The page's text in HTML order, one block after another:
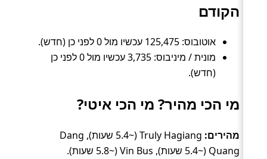
הקודם
אוטובוס: 125,475 עכשיו מול 0 לפני כן (חדש).
מונית / מיניבוס: 3,735 עכשיו מול 0 לפני כן
(חדש).
מי הכי מהיר? מי הכי איטי?
מהירים:
Truly Hagiang (~5.4 שעות), Dang
Quang (~5.4 שעות), Vin Bus (~5.8 שעות).